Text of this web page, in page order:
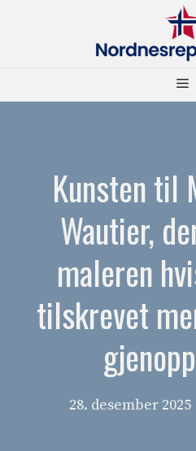
Kunsten til
Wautier,
maleren
tilskrevet
28. desember 2025